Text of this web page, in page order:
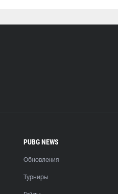
PUBG NEWS
Обновления
Турниры